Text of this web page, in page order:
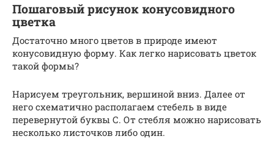
Пошаговый рисунок конусовидного
цветка
Достаточно много цветов в природе имеют
конусовидную форму. Как легко нарисовать цветок
такой формы?
Нарисуем треугольник, вершиной вниз. Далее от
него схематично располагаем стебель в виде
перевернутой буквы С. От стебля можно нарисовать
несколько листочков либо один.